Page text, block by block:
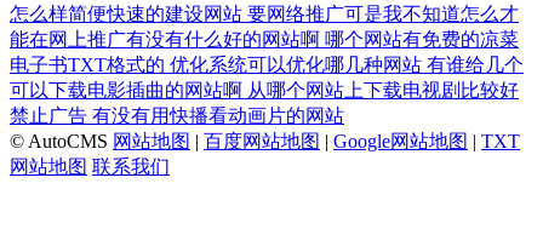
怎么样简便快速的建设网站 要网络推广可是我不知道怎么才
能在网上推广有没有什么好的网站啊 哪个网站有免费的凉菜
电子书TXT格式的 优化系统可以优化哪几种网站 有谁给几个
可以下载电影插曲的网站啊 从哪个网站上下载电视剧比较好
禁止广告 有没有用快播看动画片的网站
© AutoCMS 网站地图 | 百度网站地图 | Google网站地图 | TXT
网站地图 联系我们